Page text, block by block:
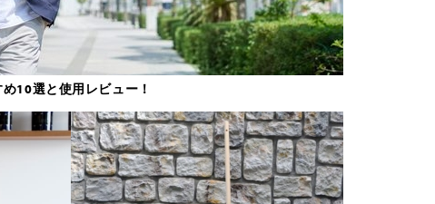
10選と使用レビュー！